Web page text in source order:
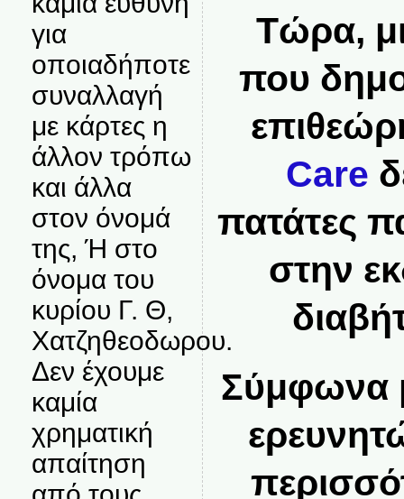
για
οποιαδήποτε
συναλλαγή
με κάρτες η
άλλον τρόπω
και άλλα
στον όνομά
της, Ή στο
όνομα του
κυρίου Γ. Θ,
Χατζηθεοδωρου.
Δεν έχουμε
καμία
χρηματική
απαίτηση
Τώρα,
που
Care
πατάτες
στην
Σύμφωνα